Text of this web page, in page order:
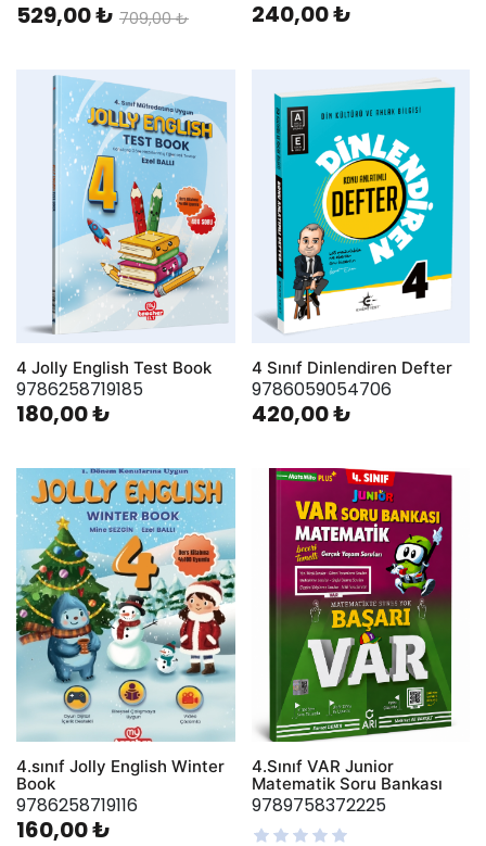
529,00 ₺ 709,00 ₺ 240,00 ₺
4 Jolly English Test Book
9786258719185
180,00 ₺
4 Sınıf Dinlendiren Defter
9786059054706
420,00 ₺
4.sınıf Jolly English Winter
Book
9786258719116
160,00 ₺
4.Sınıf VAR Junior
Matematik Soru Bankası
9789758372225